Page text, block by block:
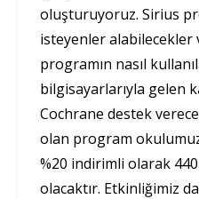
oluşturuyoruz. Sirius
isteyenler alabilecekler
programın nasıl
bilgisayarlarıyla gelen
Cochrane destek
olan program
%20 indirimli olarak
olacaktır. Etkinliğimiz